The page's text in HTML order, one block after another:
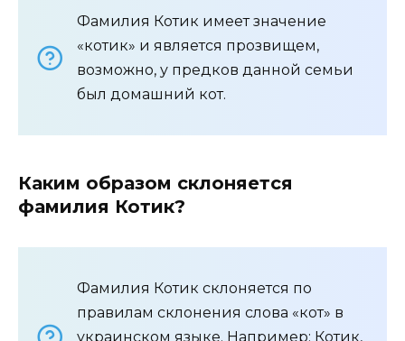
Фамилия Котик имеет значение
«котик» и является прозвищем,
возможно, у предков данной семьи
был домашний кот.
Каким образом склоняется
фамилия Котик?
Фамилия Котик склоняется по
правилам склонения слова «кот» в
украинском языке. Например: Котик,